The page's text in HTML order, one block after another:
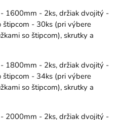
1600mm - 2ks, držiak dvojitý -
štipcom - 30ks (pri výbere
so štipcom), skrutky a
1800mm - 2ks, držiak dvojitý -
štipcom - 34ks (pri výbere
so štipcom), skrutky a
2000mm - 2ks, držiak dvojitý -